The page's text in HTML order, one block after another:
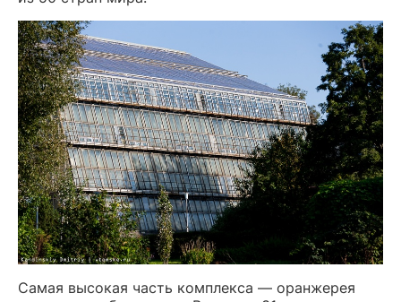
Самая высокая часть комплекса — оранжерея